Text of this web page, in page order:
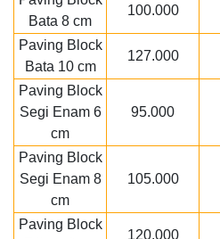
Bata 8 cm
100.000
Paving Block
Bata 10 cm
127.000
Paving Block
Segi Enam 6
cm
95.000
Paving Block
Segi Enam 8
cm
105.000
Paving Block
120.000